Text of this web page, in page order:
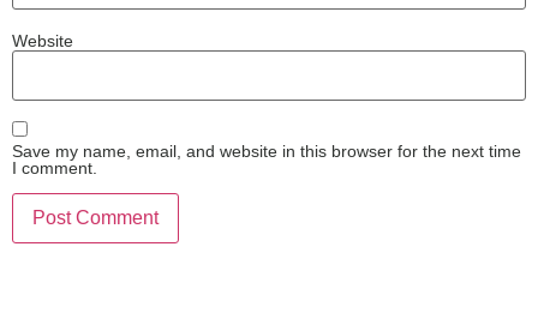
Website
Save my name, email, and website in this browser for the next time
I comment.